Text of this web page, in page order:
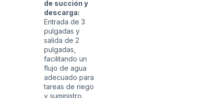
de succión y
descarga:
Entrada de 3
pulgadas y
salida de 2
pulgadas,
facilitando un
flujo de agua
adecuado para
tareas de riego
y suministro.